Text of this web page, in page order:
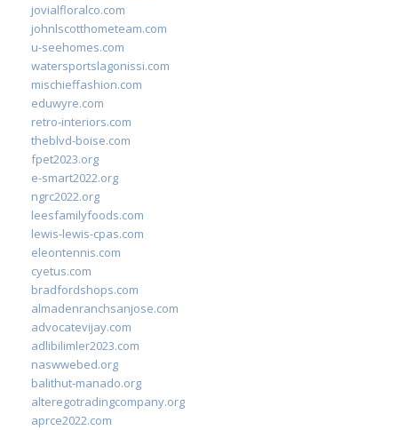
jovialfloralco.com
johnlscotthometeam.com
u-seehomes.com
watersportslagonissi.com
mischieffashion.com
eduwyre.com
retro-interiors.com
theblvd-boise.com
fpet2023.org
e-smart2022.org
ngrc2022.org
leesfamilyfoods.com
lewis-lewis-cpas.com
eleontennis.com
cyetus.com
bradfordshops.com
almadenranchsanjose.com
advocatevijay.com
adlibilimler2023.com
naswwebed.org
balithut-manado.org
alteregotradingcompany.org
aprce2022.com